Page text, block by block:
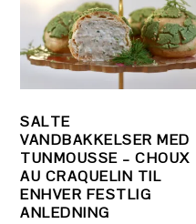
SALTE
VANDBAKKELSER MED
TUNMOUSSE – CHOUX
AU CRAQUELIN TIL
ENHVER FESTLIG
ANLEDNING